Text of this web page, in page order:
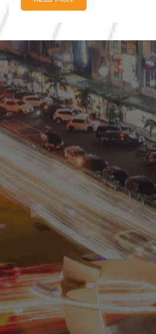
Residential
Commercial
0811 9989 8999
(021) 5420 0999
digitalcare@paramount-land.com